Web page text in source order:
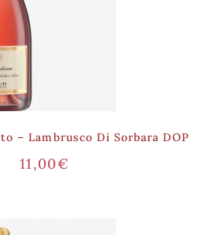
– Lambrusco Di Sorbara DOP
11,00€